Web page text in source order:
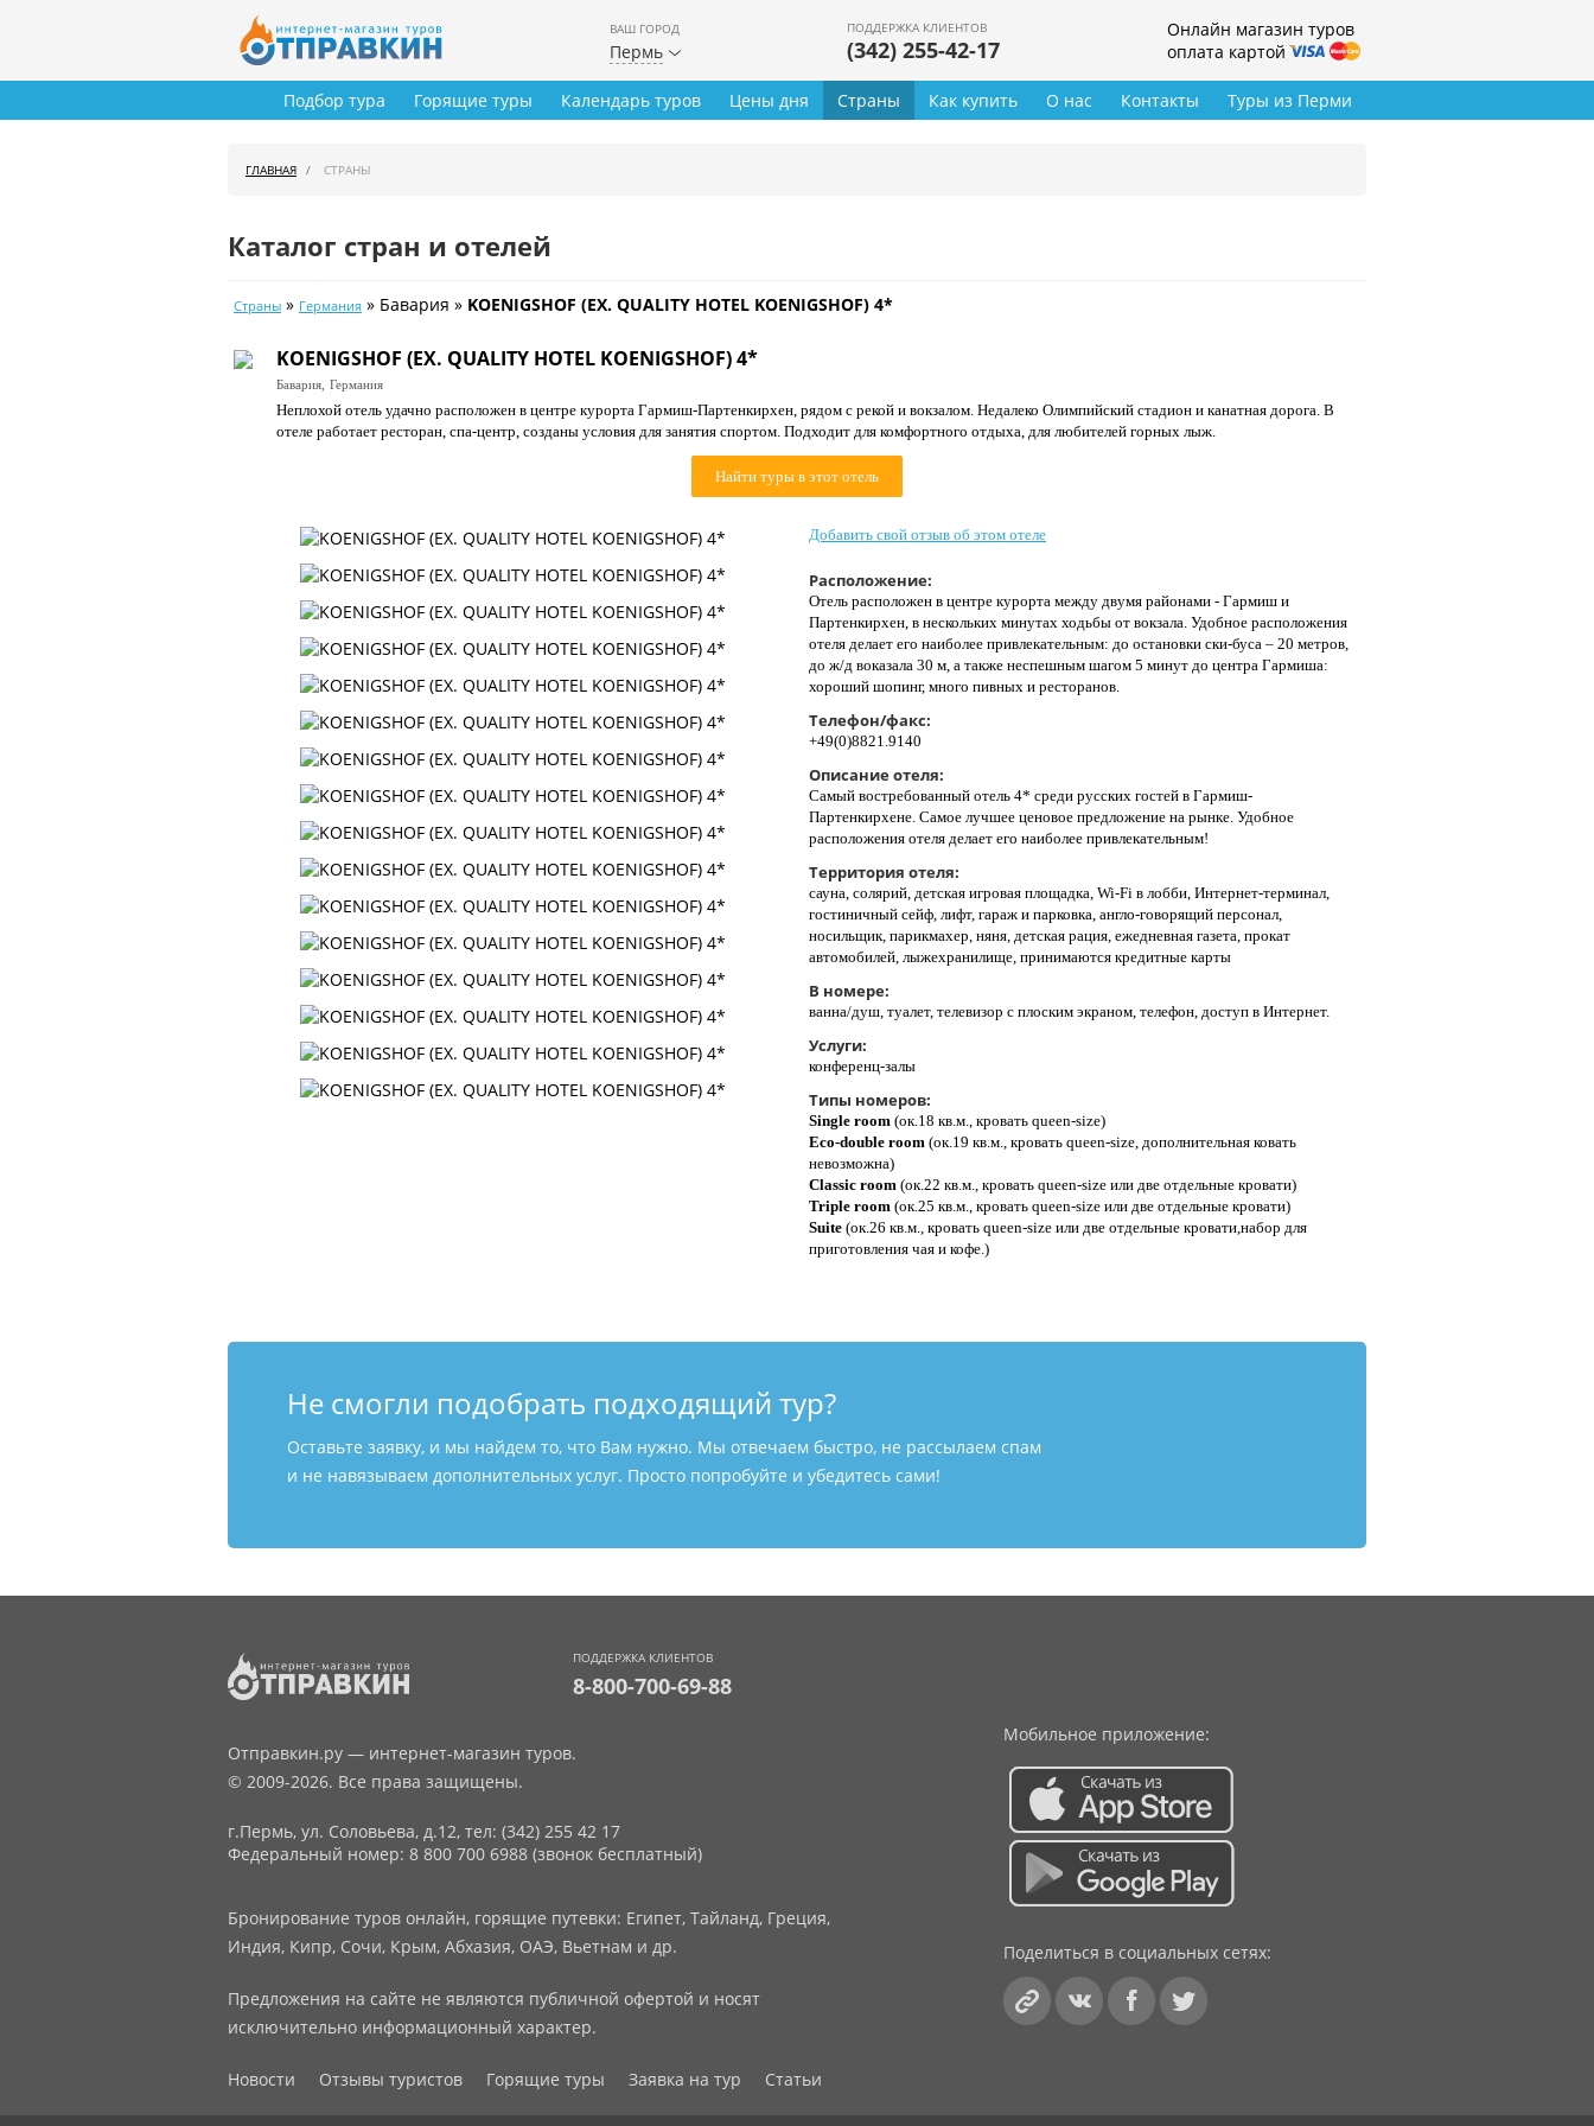
ВАШ ГОРОД
Пермь
ПОДДЕРЖКА КЛИЕНТОВ
(342) 255-42-17
Онлайн магазин туров
оплата картой
Туры из Перми
Подбор тура Горящие туры Календарь туров Цены дня Страны Как купить О нас Контакты
ГЛАВНАЯ СТРАНЫ
Каталог стран и отелей
Страны » Германия » Бавария » KOENIGSHOF (EX. QUALITY HOTEL KOENIGSHOF) 4*
KOENIGSHOF (EX. QUALITY HOTEL KOENIGSHOF) 4*
Бавария, Германия
Неплохой отель удачно расположен в центре курорта Гармиш-Партенкирхен, рядом с рекой и вокзалом. Недалеко Олимпийский стадион и канатная дорога. В
отеле работает ресторан, спа-центр, созданы условия для занятия спортом. Подходит для комфортного отдыха, для любителей горных лыж.
Найти туры в этот отель
Добавить свой отзыв об этом отеле
Расположение:
Отель расположен в центре курорта между двумя районами - Гармиш и
Партенкирхен, в нескольких минутах ходьбы от вокзала. Удобное расположения
отеля делает его наиболее привлекательным: до остановки ски-буса – 20 метров,
до ж/д воказала 30 м, а также неспешным шагом 5 минут до центра Гармиша:
хороший шопинг, много пивных и ресторанов.
Телефон/факс:
+49(0)8821.9140
Описание отеля:
Самый востребованный отель 4* среди русских гостей в Гармиш-
Партенкирхене. Самое лучшее ценовое предложение на рынке. Удобное
расположения отеля делает его наиболее привлекательным!
Территория отеля:
сауна, солярий, детская игровая площадка, Wi-Fi в лобби, Интернет-терминал,
гостиничный сейф, лифт, гараж и парковка, англо-говорящий персонал,
носильщик, парикмахер, няня, детская рация, ежедневная газета, прокат
автомобилей, лыжехранилище, принимаются кредитные карты
В номере:
ванна/душ, туалет, телевизор с плоским экраном, телефон, доступ в Интернет.
Услуги:
конференц-залы
Типы номеров:
Single room (ок.18 кв.м., кровать queen-size)
Eco-double room (ок.19 кв.м., кровать queen-size, дополнительная ковать
невозможна)
Classic room (ок.22 кв.м., кровать queen-size или две отдельные кровати)
Triple room (ок.25 кв.м., кровать queen-size или две отдельные кровати)
Suite (ок.26 кв.м., кровать queen-size или две отдельные кровати,набор для
приготовления чая и кофе.)
Не смогли подобрать подходящий тур?
Оставьте заявку, и мы найдем то, что Вам нужно. Мы отвечаем быстро, не рассылаем спам
и не навязываем дополнительных услуг. Просто попробуйте и убедитесь сами!
ПОДДЕРЖКА КЛИЕНТОВ
8-800-700-69-88
Отправкин.ру — интернет-магазин туров.
© 2009-2026. Все права защищены.
г.Пермь, ул. Соловьева, д.12, тел: (342) 255 42 17
Федеральный номер: 8 800 700 6988 (звонок бесплатный)
Бронирование туров онлайн, горящие путевки: Египет, Тайланд, Греция,
Индия, Кипр, Сочи, Крым, Абхазия, ОАЭ, Вьетнам и др.
Предложения на сайте не являются публичной офертой и носят
исключительно информационный характер.
Новости Отзывы туристов Горящие туры Заявка на тур Статьи
Мобильное приложение:
Поделиться в социальных сетях: